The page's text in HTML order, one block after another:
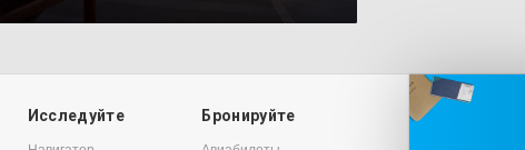
Исследуйте Бронируйте